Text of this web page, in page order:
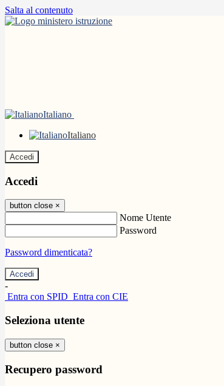
Salta al contenuto
Italiano
Italiano
Accedi
Accedi
button close ×
Nome Utente
Password
Password dimenticata?
-
Entra con SPID Entra con CIE
Seleziona utente
button close ×
Recupero password